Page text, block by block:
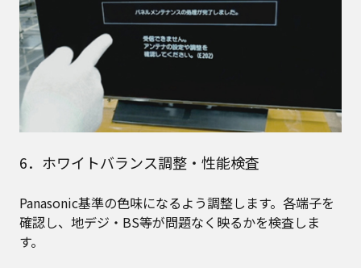
6．ホワイトバランス調整・性能検査
Panasonic基準の色味になるよう調整します。各端子を
確認し、地デジ・BS等が問題なく映るかを検査しま
す。